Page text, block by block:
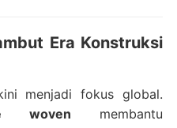
Era Konstruksi
menjadi fokus global.
woven membantu